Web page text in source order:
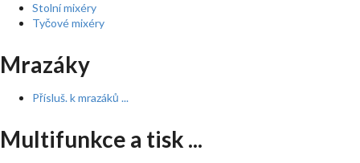
Stolní mixéry
Tyčové mixéry
Mrazáky
Přísluš. k mrazáků ...
Multifunkce a tisk ...